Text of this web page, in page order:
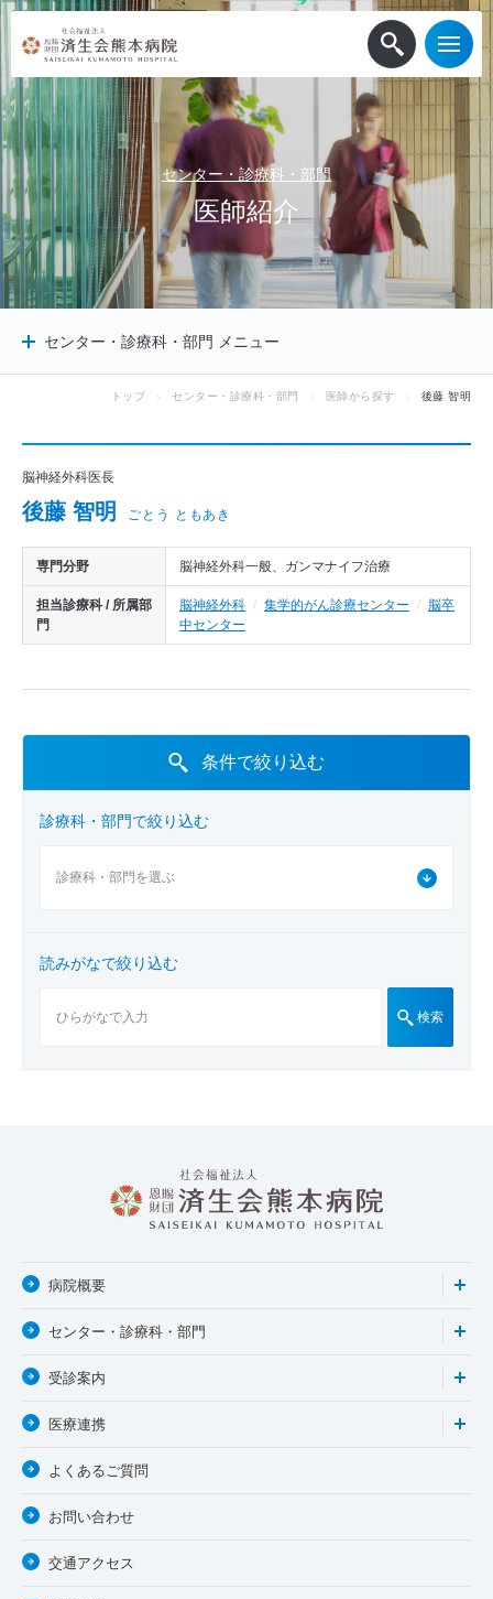
センター・診療科・部門
医師紹介
センター・診療科・部門 メニュー
診療サポート部門
医師から探す
トップ センター・診療科・部門 医師から探す 後藤 智明
脳神経外科医長
後藤 智明 ごとう ともあき
専門分野 脳神経外科一般、ガンマナイフ治療
担当診療科 / 所属部
門
脳神経外科 集学的がん診療センター
脳卒
中センター
条件で絞り込む
診療科・部門で絞り込む
読みがなで絞り込む
検索
病院概要
センター・診療科・部門
受診案内
医療連携
よくあるご質問
お問い合わせ
交通アクセス